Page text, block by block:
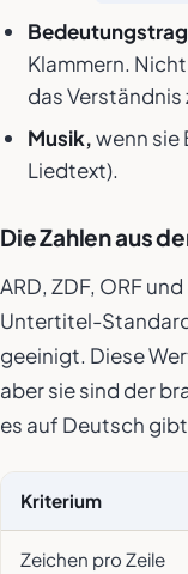
Klammern.
das Verständnis
Musik,wenn sie
Liedtext).
Die Zahlen aus
ARD, ZDF, ORF
Untertitel-
geeinigt. Diese
aber sie sind der
es auf Deutsch
Kriterium
Zeichen pro Zeile